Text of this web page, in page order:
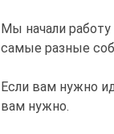
Мы начали работу
самые разные
Если вам нужно
вам нужно.